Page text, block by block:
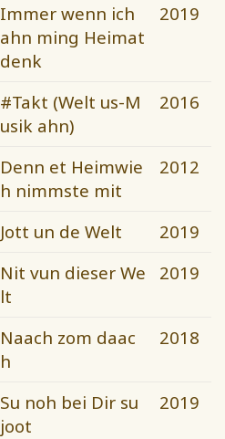
Immer wenn ich
ahn ming Heimat
denk
2019
#Takt (Welt us-M
usik ahn)
2016
Denn et Heimwie
h nimmste mit
2012
Jott un de Welt
2019
Nit vun dieser We
lt
2019
Naach zom daac
h
2018
Su noh bei Dir su
joot
2019